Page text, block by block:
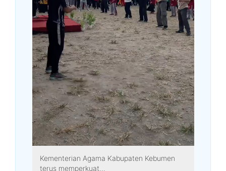
Kementerian Agama Kabupaten Kebumen
terus memperkuat...